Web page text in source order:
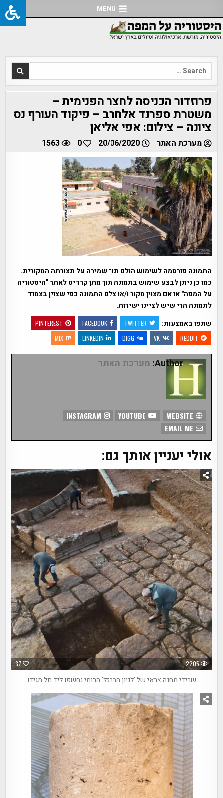
to
content
MENU
Search
for:
פרוזדור הכניסה לחצר הפנימית –
משטרת ספרנד אלחרב – פיקוד העורף נס
ציונה – צילום: אפי אליאן
מערכת האתר 20/06/2020
0
1563
התמונה פורסמה לשימוש הולם תוך שמירה על תצורתה המקורית.
כמו כן ניתן לבצע שימוש בתמונה תוך מתן קרדיט לאתר "היסטוריה
על המפה" או אם מצוין מקור ו/או צלם התמונה כפי שצוין בצמוד
לתמונה הרי שיש לציינו ישירות.
שתפו באמצעות:
TWITTER
FACEBOOK
PINTEREST
REDDIT
VK
DIGG
LINKEDIN
MIX
Author: מערכת האתר
INSTAGRAM
אולי יעניין אותך גם:
37 2205
שרידי מחנה צבאי של 'לגיון הברזל' הרומי נחשפו ליד תל מגידו